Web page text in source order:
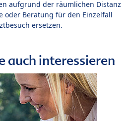
aufgrund der räumlichen Distanz
oder Beratung für den Einzelfall
ersetzen.
auch interessieren